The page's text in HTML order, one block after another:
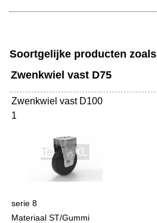
Soortgelijke producten zoals
Zwenkwiel vast D75
Zwenkwiel vast D100
1
serie 8
Materiaal ST/Gummi